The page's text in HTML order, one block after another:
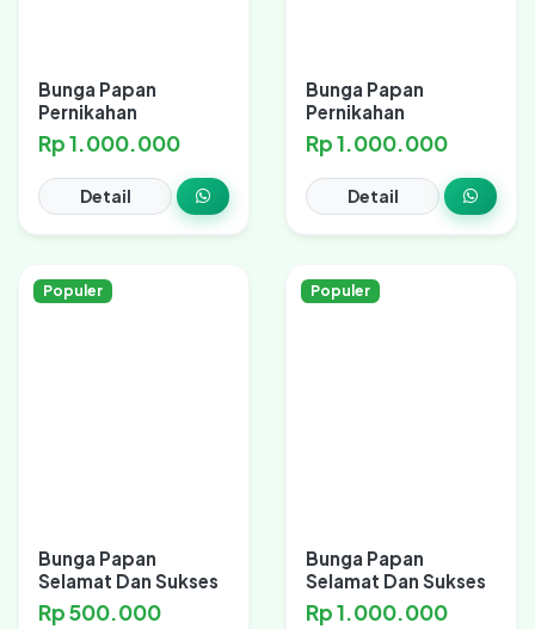
Bunga Papan
Pernikahan
Rp 1.000.000
Detail
Bunga Papan
Pernikahan
Rp 1.000.000
Detail
Populer
Bunga Papan
Selamat Dan Sukses
Rp 500.000
Populer
Bunga Papan
Selamat Dan Sukses
Rp 1.000.000